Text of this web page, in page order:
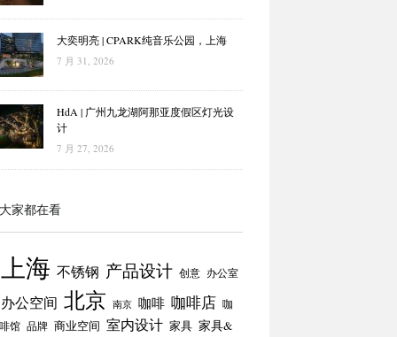
大奕明亮 | CPARK纯音乐公园，上海
7 月 31, 2026
HdA | 广州九龙湖阿那亚度假区灯光设
计
7 月 27, 2026
家都在看
上海 不锈钢 产品设计 创意 办公室
办公空间 北京 南京 咖啡 咖啡店 咖
馆 品牌 商业空间 室内设计 家具 家具&